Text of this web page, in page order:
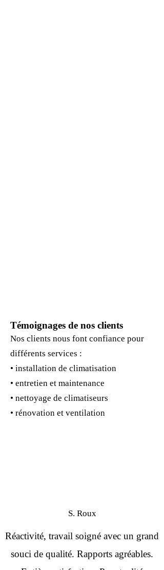
Témoignages de nos clients
Nos clients nous font confiance pour
différents services :
• installation de climatisation
• entretien et maintenance
• nettoyage de climatiseurs
• rénovation et ventilation
S. Roux
Réactivité, travail soigné avec un grand
souci de qualité. Rapports agréables.